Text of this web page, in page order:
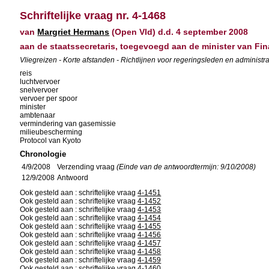
Schriftelijke vraag nr. 4-1468
van Margriet Hermans (Open Vld) d.d. 4 september 2008
aan de staatssecretaris, toegevoegd aan de minister van
Vliegreizen - Korte afstanden - Richtlijnen voor regeringsleden en
reis
luchtvervoer
snelvervoer
vervoer per spoor
minister
ambtenaar
vermindering van gasemissie
milieubescherming
Protocol van Kyoto
Chronologie
4/9/2008 Verzending vraag(Einde van de antwoordtermijn: 9/10/2008)
12/9/2008 Antwoord
Ook gesteld aan : schriftelijke vraag4-1451
Ook gesteld aan : schriftelijke vraag4-1452
Ook gesteld aan : schriftelijke vraag4-1453
Ook gesteld aan : schriftelijke vraag4-1454
Ook gesteld aan : schriftelijke vraag4-1455
Ook gesteld aan : schriftelijke vraag4-1456
Ook gesteld aan : schriftelijke vraag4-1457
Ook gesteld aan : schriftelijke vraag4-1458
Ook gesteld aan : schriftelijke vraag4-1459